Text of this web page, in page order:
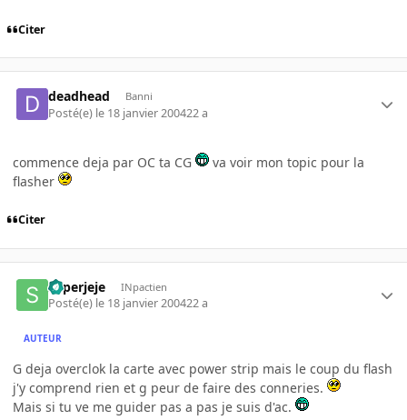
Citer
deadhead Banni
Posté(e) le 18 janvier 200422 a
commence deja par OC ta CG
va voir mon topic pour la
flasher
Citer
superjeje INpactien
Posté(e) le 18 janvier 200422 a
AUTEUR
G deja overclok la carte avec power strip mais le coup du flash
j'y comprend rien et g peur de faire des conneries.
Mais si tu ve me guider pas a pas je suis d'ac.